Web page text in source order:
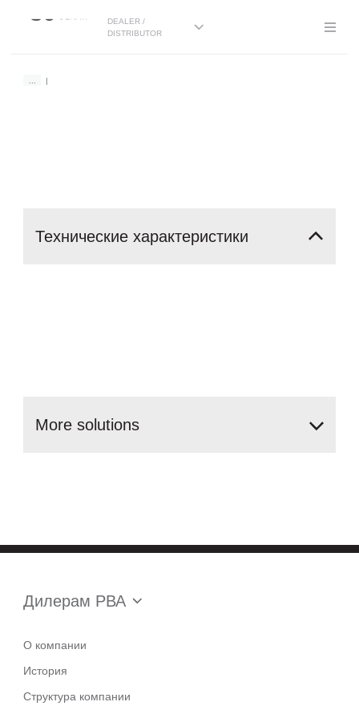
DEALER /
DISTRIBUTOR
Технические характеристики
More solutions
Дилерам РВА
О компании
История
Структура компании